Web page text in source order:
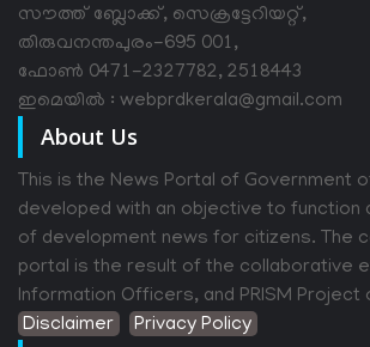
സൗത്ത് ബ്ലോക്ക്, സെക്രട്ടേറിയറ്റ്,
തിരുവനന്തപുരം-695 001,
ഫോൺ 0471-2327782, 2518443
ഇമെയിൽ : webprdkerala@gmail.com
About Us
This is the News Portal of Government
developed with an objective to function
of development news for citizens. The
portal is the result of the collaborative
Information Officers, and PRISM Project
Disclaimer
Privacy Policy